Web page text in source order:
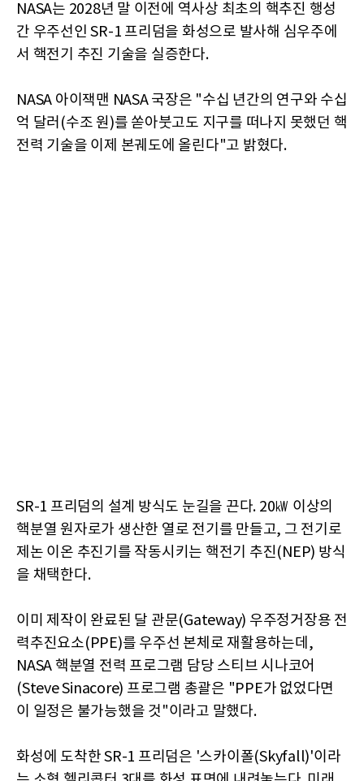
NASA는 2028년 말 이전에 역사상 최초의 핵추진 행성
간 우주선인 SR-1 프리덤을 화성으로 발사해 심우주에
서 핵전기 추진 기술을 실증한다.
NASA 아이잭맨 NASA 국장은 "수십 년간의 연구와 수십
억 달러(수조 원)를 쏟아붓고도 지구를 떠나지 못했던 핵
전력 기술을 이제 본궤도에 올린다"고 밝혔다.
SR-1 프리덤의 설계 방식도 눈길을 끈다. 20㎾ 이상의
핵분열 원자로가 생산한 열로 전기를 만들고, 그 전기로
제논 이온 추진기를 작동시키는 핵전기 추진(NEP) 방식
을 채택한다.
이미 제작이 완료된 달 관문(Gateway) 우주정거장용 전
력추진요소(PPE)를 우주선 본체로 재활용하는데,
NASA 핵분열 전력 프로그램 담당 스티브 시나코어
(Steve Sinacore) 프로그램 총괄은 "PPE가 없었다면
이 일정은 불가능했을 것"이라고 말했다.
화성에 도착한 SR-1 프리덤은 '스카이폴(Skyfall)'이라